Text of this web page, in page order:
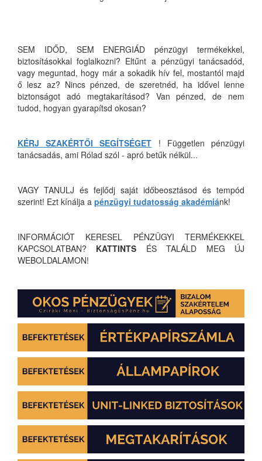
SEM IDŐD, SEM ENERGIÁD pénzügyi termékekkel,
biztosításokkal foglalkozni? Eltűnt a pénzügyi tanácsadód,
vagy meguntad, hogy már a sokadik hív fel, mostantól majd
ő lesz az? Nincs pénzed, de szeretnéd, ha idővel lenne
biztonságot adó megtakarításod? Van pénzed, de nem
tudod, hogyan gyarapítsd okosan?
KÉRJ SZAKÉRTŐI SEGÍTSÉGET ! Független pénzügyi
tanácsadás, ami Rólad szól - apró betűk nélkül...
VAGY TANULJ és fejlődj saját időbeosztásod és tempód
szerint! Ezt kínálja a pénzügyi tudatosság akadémiánk!
INFORMÁCIÓT KERESEL PÉNZÜGYI TERMÉKEKKEL
KAPCSOLATBAN? KATTINTS ÉS TALÁLD MEG ÚJ
WEBOLDALAMON!